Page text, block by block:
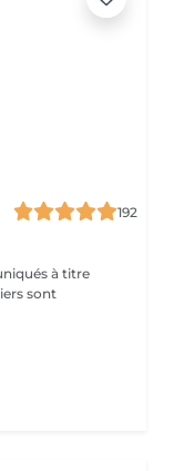
192
à titre
sont